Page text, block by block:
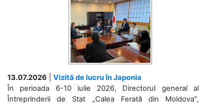
13.07.2026
Vizită de lucru în Japonia
În perioada 6-10 iulie 2026, Directorul general al
Întreprinderii de Stat „Calea Ferată din Moldova”,